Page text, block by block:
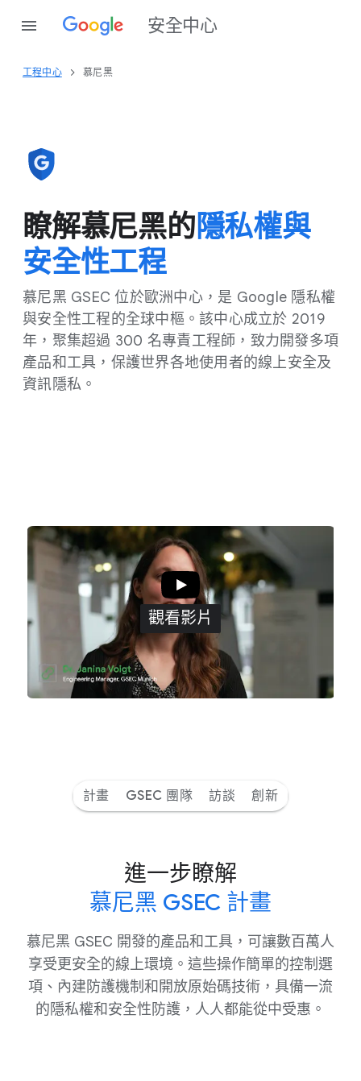
安全​中心
工程​中心 慕尼黑
瞭解慕​尼黑​的隱​私權​與​
安全性​工程
慕尼黑 GSEC 位於​歐洲​中心，​是 Google 隱​私權​
與​安全性​工程​的​全球​中樞。​該​中心​成立​於 2​01​9
年，​聚集​超過 30​0 名​專責​工程師，​致力​開發​多​項​
產品​和​工具，​保護​世界​各​地​使用者​的​線上​安全​及​
資訊​隱私。
觀​看​影片
計畫 GSEC 團隊 訪談 創新
進一步​瞭解
​慕尼黑 GSEC 計畫
慕尼黑 GSEC 開發​的​產品​和​工具，​可​讓​數百萬​人​
享受​更​安全​的​線上​環境。​這些​操作​簡單​的​控制​選​
項、​內建​防​護​機制​和​開放​原始碼​技術，​具備​一流​
的​隱私權​和​安全性​防護，​人人​都​能​從​中​受惠。